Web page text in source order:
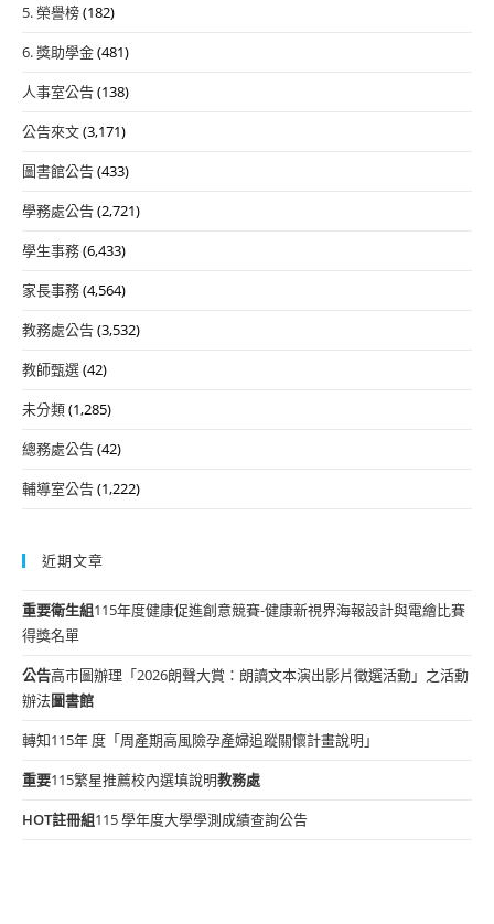
5. 榮譽榜(182)
6. 獎助學金(481)
人事室公告(138)
公告來文(3,171)
圖書館公告(433)
學務處公告(2,721)
學生事務(6,433)
家長事務(4,564)
教務處公告(3,532)
教師甄選(42)
未分類(1,285)
總務處公告(42)
輔導室公告(1,222)
近期文章
重要衛生組115年度健康促進創意競賽-健康新視界海報設計與電繪比賽
得獎名單
公告高市圖辦理「2026朗聲大賞：朗讀文本演出影片徵選活動」之活動
辦法圖書館
轉知115年 度「周產期高風險孕產婦追蹤關懷計畫說明」
重要115繁星推薦校內選填說明教務處
HOT註冊組115 學年度大學學測成績查詢公告